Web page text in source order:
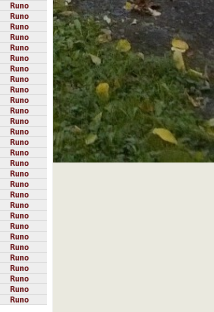
Runo
Runo
Runo
Runo
Runo
Runo
Runo
Runo
Runo
Runo
Runo
Runo
Runo
Runo
Runo
Runo
Runo
Runo
Runo
Runo
Runo
Runo
Runo
Runo
Runo
Runo
Runo
Runo
Runo